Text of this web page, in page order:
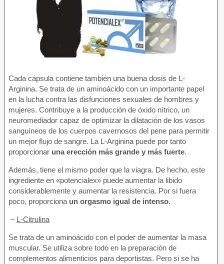
Cada cápsula contiene también una buena dosis de L-
Arginina. Se trata de un aminoácido con un importante papel
en la lucha contra las disfunciones sexuales de hombres y
mujeres. Contribuye a la producción de óxido nítrico, un
neuromediador capaz de optimizar la dilatación de los vasos
sanguíneos de los cuerpos cavernosos del pene para permitir
un mejor flujo de sangre. La L-Arginina puede por tanto
proporcionar una erección más grande y más fuerte.
Además, tiene el mismo poder que la viagra. De hecho, este
ingrediente en «potencialex» puede aumentar la libido
considerablemente y aumentar la resistencia. Por si fuera
poco, proporciona un orgasmo igual de intenso.
– L-Citrulina
Se trata de un aminoácido con el poder de aumentar la masa
muscular. Se utiliza sobre todo en la preparación de
complementos alimenticios para deportistas. Pero si se ha